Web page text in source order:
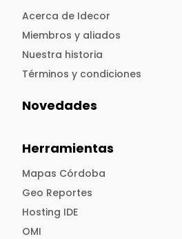
Acerca de Idecor
Miembros y aliados
Nuestra historia
Términos y condiciones
Novedades
Herramientas
Mapas Córdoba
Geo Reportes
Hosting IDE
OMI